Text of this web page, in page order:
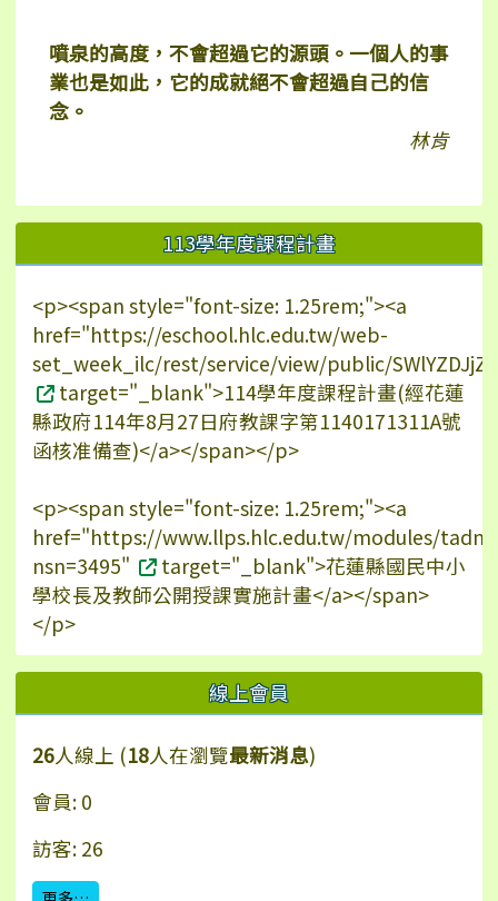
噴泉的高度，不會超過它的源頭。一個人的事
業也是如此，它的成就絕不會超過自己的信
念。
林肯
113學年度課程計畫
<p><span style="font-size: 1.25rem;"><a
href="https://eschool.hlc.edu.tw/web-
set_week_ilc/rest/service/view/public/
target="_blank">114學年度課程計畫(經花蓮
縣政府114年8月27日府教課字第1140171311A號
函核准備查)</a></span></p>
<p><span style="font-size: 1.25rem;"><a
href="https://www.llps.hlc.edu.tw/modules/
nsn=3495"
target="_blank">花蓮縣國民中小
學校長及教師公開授課實施計畫</a></span>
</p>
線上會員
26人線上 (18人在瀏覽最新消息)
會員: 0
訪客: 26